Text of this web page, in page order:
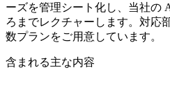
ーズを管理シート化し、当社の
ろまでレクチャーします。対応
数プランをご用意しています。
含まれる主な内容